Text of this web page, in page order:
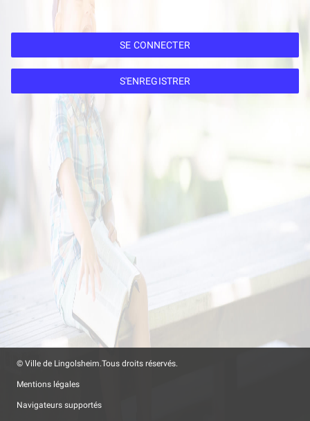
SE CONNECTER
S'ENREGISTRER
© Ville de Lingolsheim.Tous droits réservés.
Mentions légales
Navigateurs supportés